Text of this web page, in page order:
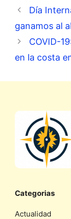
Día
ganamos al
COVID-
en la costa
Categorias
Actualidad